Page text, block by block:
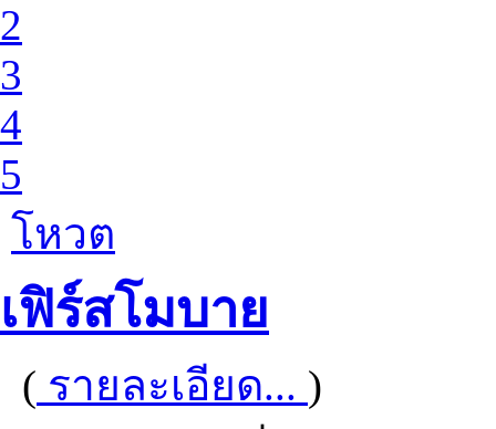
2
3
4
5
โหวต
เฟิร์สโมบาย
( รายละเอียด... )